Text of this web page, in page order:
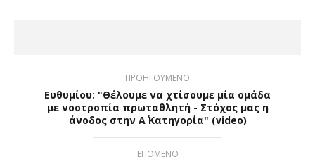
ΠΡΟΗΓΟΥΜΕΝΟ
Ευθυμίου: "Θέλουμε να χτίσουμε μία ομάδα
με νοοτροπία πρωταθλητή - Στόχος μας η
άνοδος στην Α΄ Κατηγορία" (video)
ΕΠΟΜΕΝΟ